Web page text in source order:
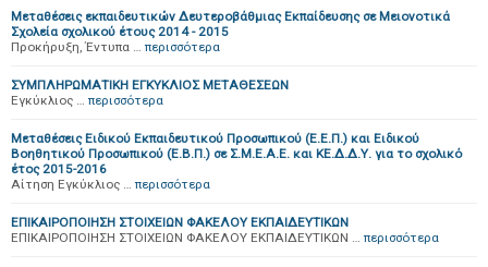
Μεταθέσεις εκπαιδευτικών Δευτεροβάθμιας Εκπαίδευσης σε Μειονοτικά
Σχολεία σχολικού έτους 2014 - 2015
Προκήρυξη, Έντυπα … περισσότερα
ΣΥΜΠΛΗΡΩΜΑΤΙΚΗ ΕΓΚΥΚΛΙΟΣ ΜΕΤΑΘΕΣΕΩΝ
Εγκύκλιος … περισσότερα
Μεταθέσεις Ειδικού Εκπαιδευτικού Προσωπικού (Ε.Ε.Π.) και Ειδικού
Βοηθητικού Προσωπικού (Ε.Β.Π.) σε Σ.Μ.Ε.Α.Ε. και ΚΕ.Δ.Δ.Υ. για το σχολικό
έτος 2015-2016
Αίτηση Εγκύκλιος … περισσότερα
ΕΠΙΚΑΙΡΟΠΟΙΗΣΗ ΣΤΟΙΧΕΙΩΝ ΦΑΚΕΛΟΥ ΕΚΠΑΙΔΕΥΤΙΚΩΝ
ΕΠΙΚΑΙΡΟΠΟΙΗΣΗ ΣΤΟΙΧΕΙΩΝ ΦΑΚΕΛΟΥ ΕΚΠΑΙΔΕΥΤΙΚΩΝ … περισσότερα